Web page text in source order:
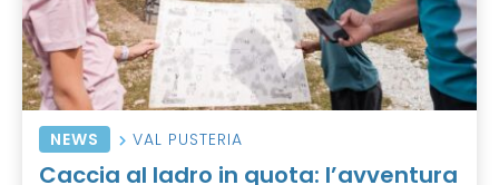
NEWS VAL PUSTERIA
Caccia al ladro in quota: l’avventura